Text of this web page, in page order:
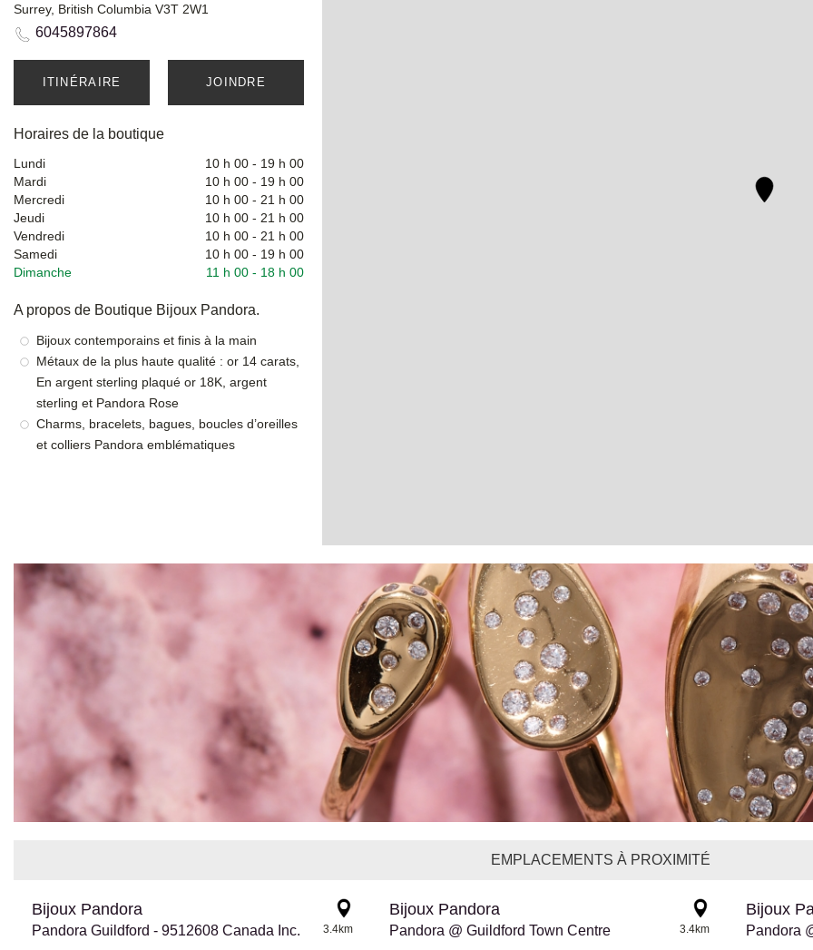
Surrey, British Columbia V3T 2W1
6045897864
ITINÉRAIRE JOINDRE
Horaires de la boutique
Lundi 10 h 00 - 19 h 00
Mardi
10 h 00 - 19 h 00
Mercredi
10 h 00 - 21 h 00
Jeudi
10 h 00 - 21 h 00
Vendredi
10 h 00 - 21 h 00
Samedi
10 h 00 - 19 h 00
Dimanche
11 h 00 - 18 h 00
A propos de Boutique Bijoux Pandora.
Bijoux contemporains et finis à la main
Métaux de la plus haute qualité : or 14 carats,
En argent sterling plaqué or 18K, argent
sterling et Pandora Rose
Charms, bracelets, bagues, boucles d’oreilles
et colliers Pandora emblématiques
EMPLACEMENTS À PROXIMITÉ
Bijoux Pandora
Pandora Guildford - 9512608 Canada Inc. 3.4km
Bijoux Pandora
Pandora @ Guildford Town Centre 3.4km
Bijoux
Pandora